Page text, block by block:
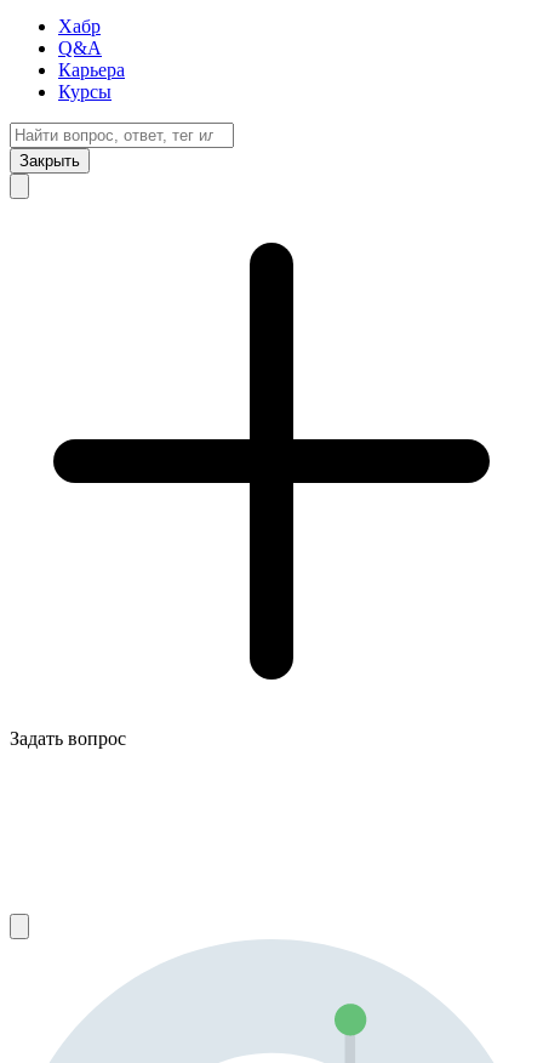
Хабр
Q&A
Карьера
Курсы
Закрыть
Задать вопрос